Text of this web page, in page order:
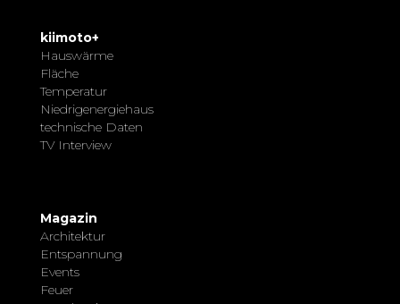
kiimoto+
Hauswärme
Fläche
Temperatur
Niedrigenergiehaus
technische Daten
TV Interview
Magazin
Architektur
Entspannung
Events
Feuer